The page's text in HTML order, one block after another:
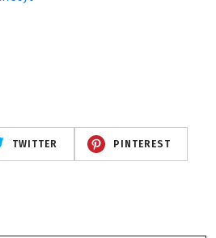
TWITTER PINTEREST